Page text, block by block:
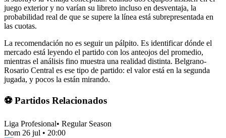
juego exterior y no varían su libreto incluso en desventaja, la
probabilidad real de que se supere la línea está subrepresentada en
las cuotas.
La recomendación no es seguir un pálpito. Es identificar dónde el
mercado está leyendo el partido con los anteojos del promedio,
mientras el análisis fino muestra una realidad distinta. Belgrano-
Rosario Central es ese tipo de partido: el valor está en la segunda
jugada, y pocos la están mirando.
⚽ Partidos Relacionados
Liga Profesional• Regular Season
Dom 26 jul • 20:00